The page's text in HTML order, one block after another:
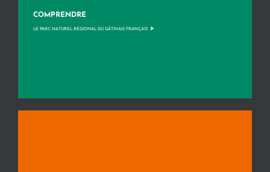
COMPRENDRE
LE PARC NATUREL RÉGIONAL DU GÂTINAIS FRANÇAIS >